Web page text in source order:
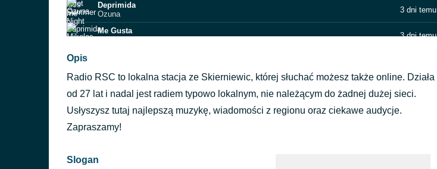
Deprimida
Ozuna
3 dni temu
Me Gusta
3 dni temu
Punta Cana
Marc Anthony
Volare
Gipsy Kings
3 dni temu
Buena
Opis
Radio RSC to lokalna stacja ze Skierniewic, której słuchać możesz także online. Działa
od 27 lat i nadal jest radiem typowo lokalnym, nie należącym do żadnej dużej sieci.
Usłyszysz tutaj najlepszą muzykę, wiadomości z regionu oraz ciekawe audycje.
Zapraszamy!
Slogan